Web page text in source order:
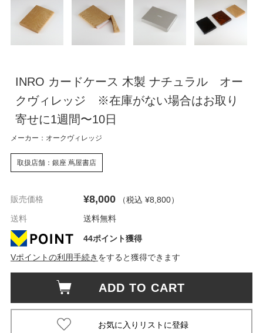
INRO カードケース 木製 ナチュラル オー
クヴィレッジ ※在庫がない場合はお取り
寄せに1週間〜10日
メーカー：オークヴィレッジ
取扱店舗：銀座 蔦屋書店
販売価格 ¥8,000 （税込 ¥8,800）
送料
送料無料
44ポイント獲得
Vポイントの利用手続き をすると獲得できます
ADD TO CART